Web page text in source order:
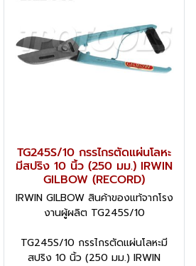
TG245S/10 กรรไกรตัดแผ่นโลหะ
มีสปริง 10 นิ้ว (250 มม.) IRWIN
GILBOW (RECORD)
IRWIN GILBOW สินค้าของแท้จากโรง
งานผู้ผลิต TG245S/10
TG245S/10 กรรไกรตัดแผ่นโลหะมี
สปริง 10 นิ้ว (250 มม.) IRWIN